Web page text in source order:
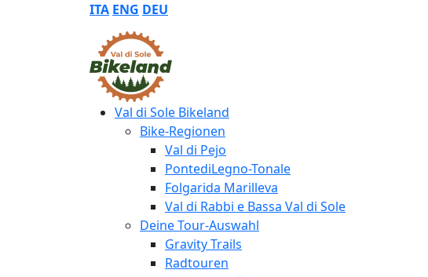
ITA ENG DEU
Val di Sole Bikeland
Bike-Regionen
Val di Pejo
PontediLegno-Tonale
Folgarida Marilleva
Val di Rabbi e Bassa Val di Sole
Deine Tour-Auswahl
Gravity Trails
Radtouren